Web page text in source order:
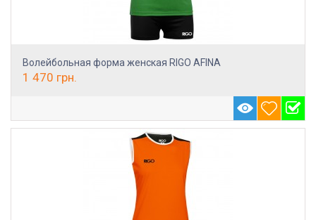
Волейбольная форма женская RIGO AFINA
1 470 грн.